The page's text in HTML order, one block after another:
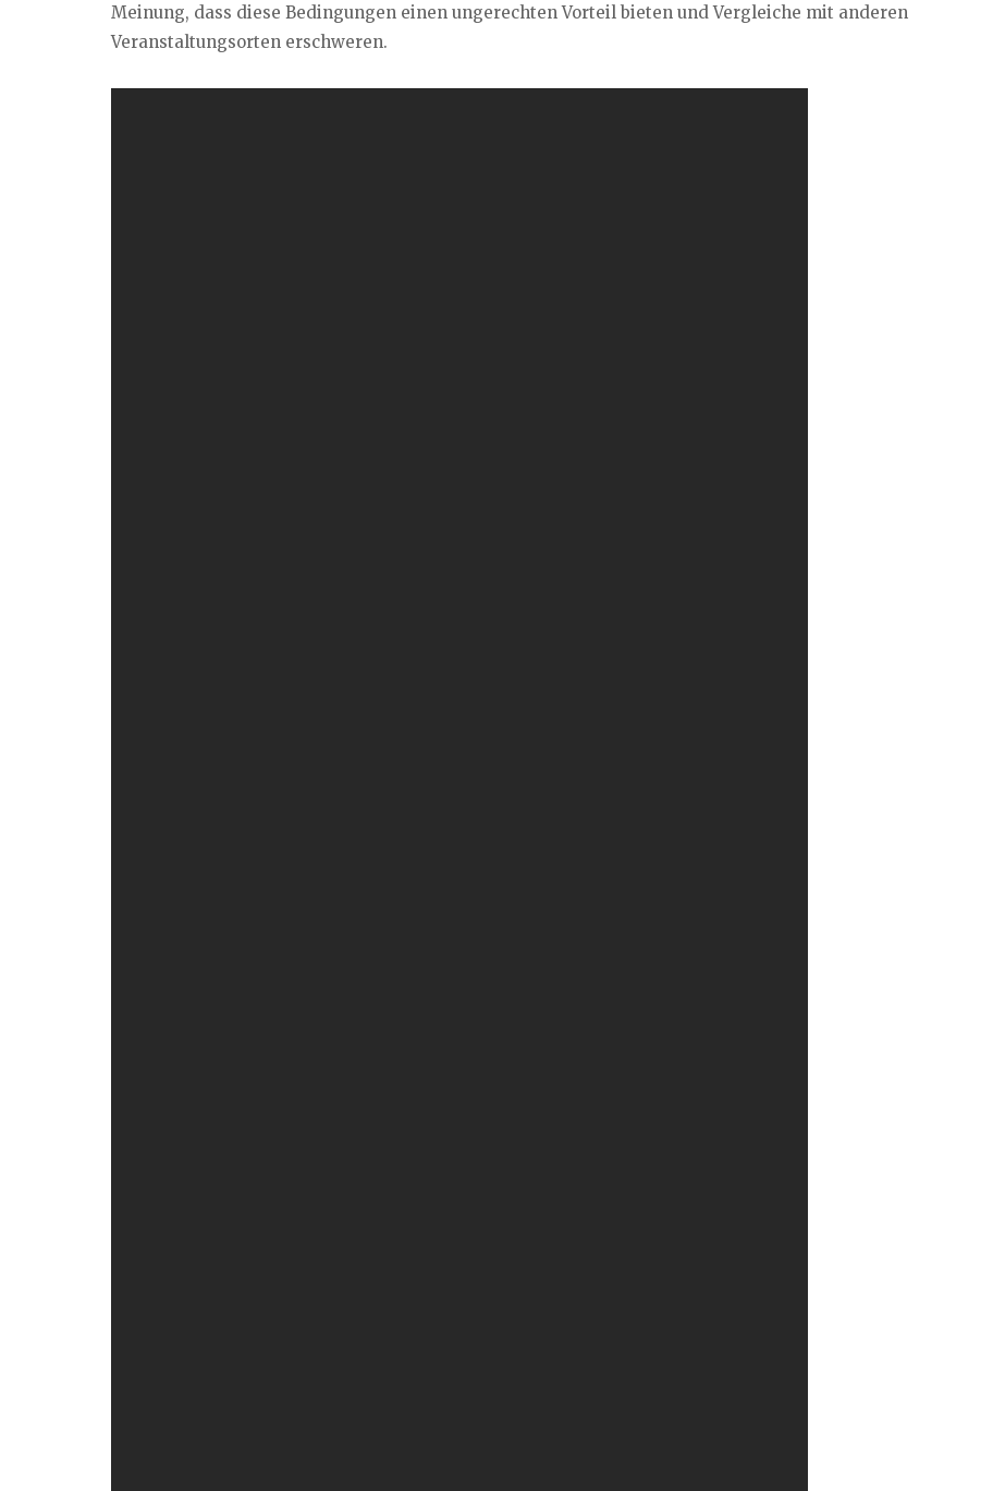
Meinung, dass diese Bedingungen einen ungerechten Vorteil bieten und Vergleiche mit anderen
Veranstaltungsorten erschweren.